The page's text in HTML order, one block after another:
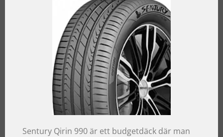
Sentury Qirin 990 är ett budgetdäck där man